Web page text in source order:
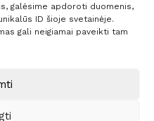
galėsime apdoroti duomenis,
ID šioje svetainėje.
gali neigiamai paveikti tam
ITBrolis